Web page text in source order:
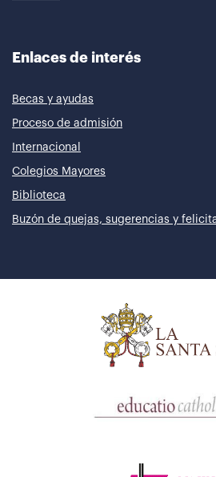
Enlaces de interés
Becas y ayudas
Proceso de admisión
Internacional
Colegios Mayores
Biblioteca
Buzón de quejas, sugerencias y